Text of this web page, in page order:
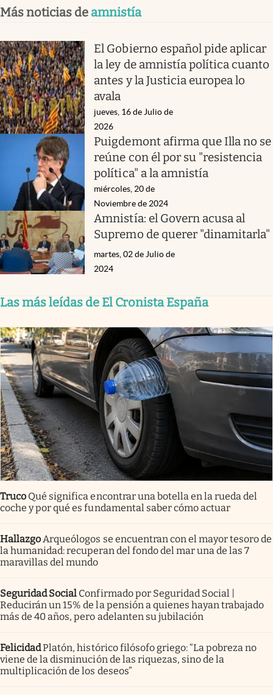
Más noticias de amnistía
El Gobierno español pide aplicar
la ley de amnistía política cuanto
antes y la Justicia europea lo
avala
jueves, 16 de Julio de
2026
Puigdemont afirma que Illa no se
reúne con él por su "resistencia
política" a la amnistía
miércoles, 20 de
Noviembre de 2024
Amnistía: el Govern acusa al
Supremo de querer "dinamitarla"
martes, 02 de Julio de
2024
Las más leídas de El Cronista España
Truco Qué significa encontrar una botella en la rueda del
coche y por qué es fundamental saber cómo actuar
HallazgoArqueólogos se encuentran con el mayor tesoro de
la humanidad: recuperan del fondo del mar una de las 7
maravillas del mundo
Seguridad Social Confirmado por Seguridad Social |
Reducirán un 15% de la pensión a quienes hayan trabajado
más de 40 años, pero adelanten su jubilación
FelicidadPlatón, histórico filósofo griego: “La pobreza no
viene de la disminución de las riquezas, sino de la
multiplicación de los deseos”